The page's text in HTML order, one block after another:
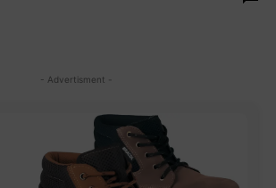
- Advertisment -